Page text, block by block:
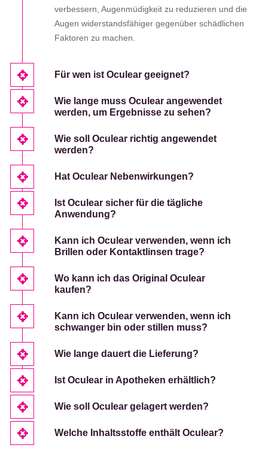
verbessern, Augenmüdigkeit zu reduzieren und die
Augen widerstandsfähiger gegenüber schädlichen
Faktoren zu machen.
Für wen ist Oculear geeignet?
Wie lange muss Oculear angewendet
werden, um Ergebnisse zu sehen?
Wie soll Oculear richtig angewendet
werden?
Hat Oculear Nebenwirkungen?
Ist Oculear sicher für die tägliche
Anwendung?
Kann ich Oculear verwenden, wenn ich
Brillen oder Kontaktlinsen trage?
Wo kann ich das Original Oculear
kaufen?
Kann ich Oculear verwenden, wenn ich
schwanger bin oder stillen muss?
Wie lange dauert die Lieferung?
Ist Oculear in Apotheken erhältlich?
Wie soll Oculear gelagert werden?
Welche Inhaltsstoffe enthält Oculear?